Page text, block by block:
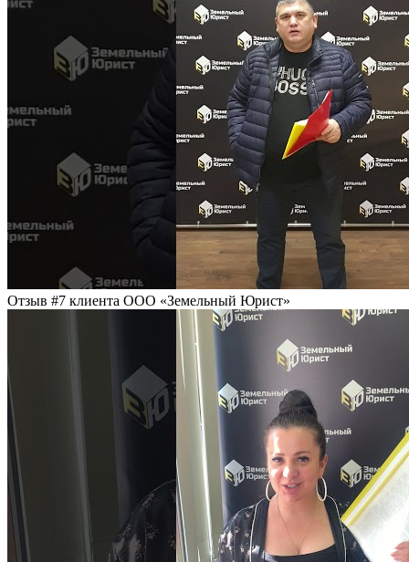
Отзыв #7 клиента ООО «Земельный Юрист»